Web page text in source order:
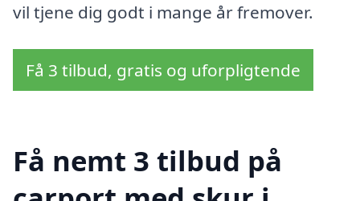
vil tjene dig godt i mange år fremover.
Få 3 tilbud, gratis og uforpligtende
Få nemt 3 tilbud på